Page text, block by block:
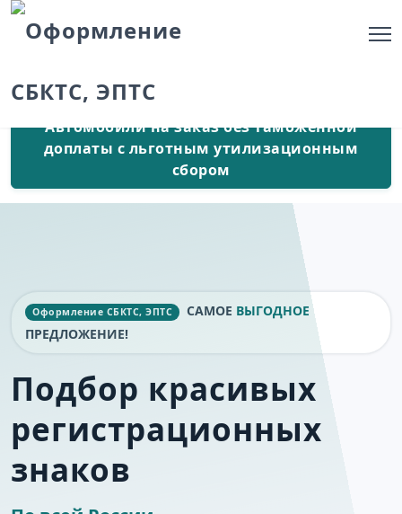
Автомобили на заказ без таможенной
доплаты с льготным утилизационным
сбором
Оформление СБКТС, ЭПТС САМОЕ ВЫГОДНОЕ
ПРЕДЛОЖЕНИЕ!
Подбор красивых
регистрационных
знаков